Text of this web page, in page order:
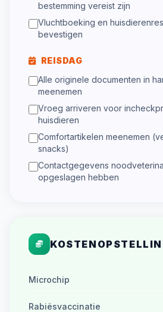
bestemming vereist zijn
Vluchtboeking en
bevestigen
REISDAG
Alle originele documenten in
meenemen
Vroeg arriveren voor
huisdieren
Comfortartikelen meenemen
snacks)
Contactgegevens
opgeslagen hebben
Microchip
Rabiësvaccinatie